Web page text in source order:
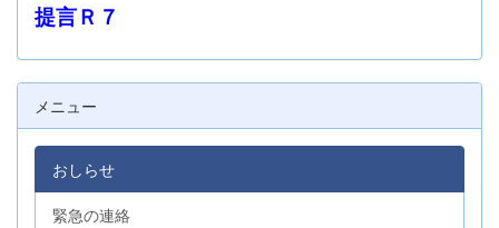
提言Ｒ７
メニュー
おしらせ
緊急の連絡